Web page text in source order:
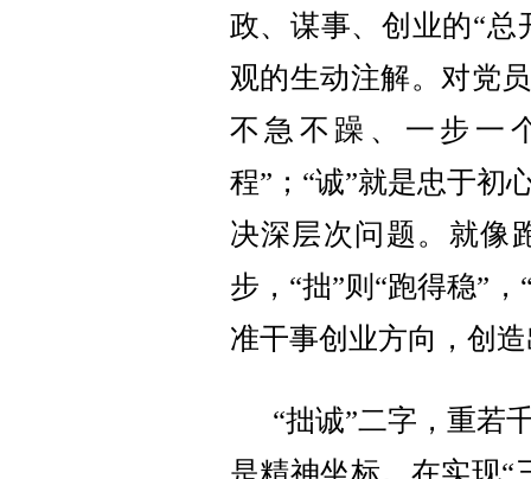
政、谋事、创业的“总
观的生动注解。对党
不急不躁、一步一
程”；“诚”就是忠于初
决深层次问题。就像
步，“拙”则“跑得稳”
准干事创业方向，创
“拙诚”二字，重若
是精神坐标。在实现“